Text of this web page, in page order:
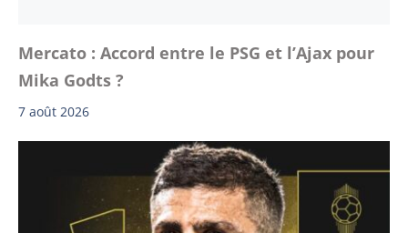
Mercato : Accord entre le PSG et l’Ajax pour
Mika Godts ?
7 août 2026